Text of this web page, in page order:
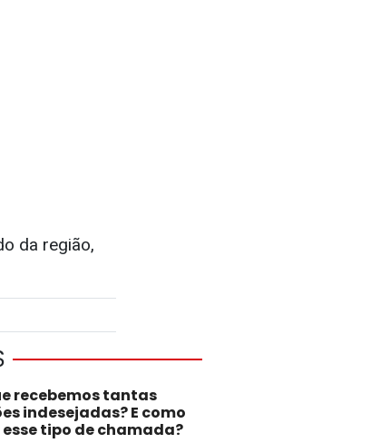
da região,
recebemos tantas
indesejadas? E como
tipo de chamada?